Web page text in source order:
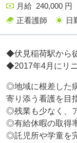
月給 240,000 円
正看護師
日
◆伏見稲荷駅から
◆2017年4月にリ
◎地域に根差した
寄り添う看護を目
◎残業も少なく、
◎有給休暇の取得
◎託児所や学童を